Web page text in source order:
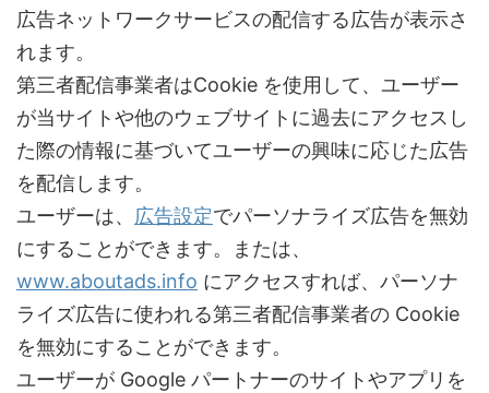
広告ネットワークサービスの配信する広告が表示さ
れます。
第三者配信事業者はCookie を使用して、ユーザー
が当サイトや他のウェブサイトに過去にアクセスし
た際の情報に基づいてユーザーの興味に応じた広告
を配信します。
ユーザーは、 広告設定でパーソナライズ広告を無効
にすることができます。または、
www.aboutads.info にアクセスすれば、パーソナ
ライズ広告に使われる第三者配信事業者の Cookie
を無効にすることができます。
ユーザーが Google パートナーのサイトやアプリを